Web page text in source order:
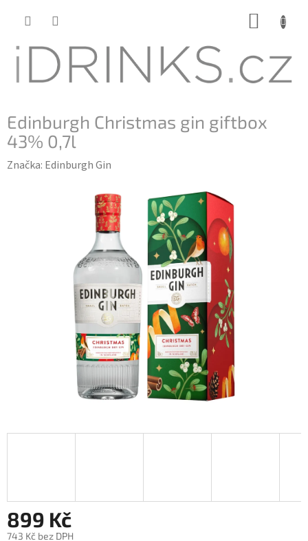
Edinburgh Christmas gin giftbox
43% 0,7l
Značka: Edinburgh Gin
899 Kč
743 Kč bez DPH